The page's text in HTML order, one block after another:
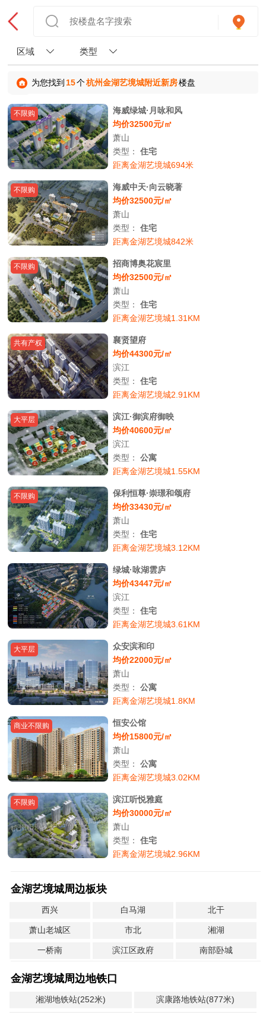
区域 类型
为您找到 15个杭州金湖艺境城附近新房楼盘
不限购
海威绿城·月咏和风
均价32500元/㎡
萧山
类型：住宅
距离金湖艺境城694米
不限购
海威中天·向云晓著
均价32500元/㎡
萧山
类型：住宅
距离金湖艺境城842米
不限购
招商博奥花宸里
均价32500元/㎡
萧山
类型：住宅
距离金湖艺境城1.31KM
共有产权
襄贤望府
均价44300元/㎡
滨江
类型：住宅
距离金湖艺境城2.91KM
大平层
滨江·御滨府御映
均价40600元/㎡
滨江
类型：公寓
距离金湖艺境城1.55KM
不限购
保利恒尊·崇璟和颂府
均价33430元/㎡
萧山
类型：住宅
距离金湖艺境城3.12KM
绿城·咏湖雲庐
均价43447元/㎡
滨江
类型：住宅
距离金湖艺境城3.61KM
大平层
众安滨和印
均价22000元/㎡
萧山
类型：公寓
距离金湖艺境城1.8KM
商业不限购
恒安公馆
均价15800元/㎡
萧山
类型：公寓
距离金湖艺境城3.02KM
不限购
滨江听悦雅庭
均价30000元/㎡
萧山
类型：住宅
距离金湖艺境城2.96KM
金湖艺境城周边板块
西兴 白马湖 北干
萧山老城区 市北 湘湖
一桥南 滨江区政府 南部卧城
金湖艺境城周边地铁口
湘湖地铁站(252米) 滨康路地铁站(877米)